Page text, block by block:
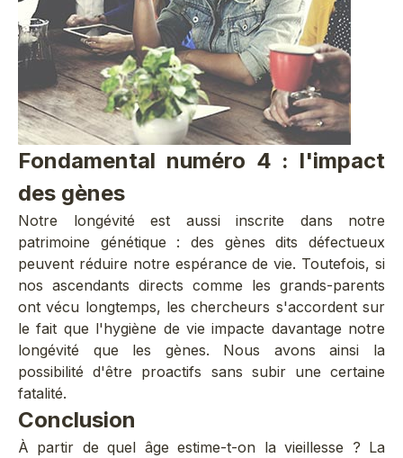
Fondamental numéro 4 : l'impact
des gènes
Notre longévité est aussi inscrite dans notre
patrimoine génétique : des gènes dits défectueux
peuvent réduire notre espérance de vie. Toutefois, si
nos ascendants directs comme les grands-parents
ont vécu longtemps, les chercheurs s'accordent sur
le fait que l'hygiène de vie impacte davantage notre
longévité que les gènes. Nous avons ainsi la
possibilité d'être proactifs sans subir une certaine
fatalité.
Conclusion
À partir de quel âge estime-t-on la vieillesse ? La